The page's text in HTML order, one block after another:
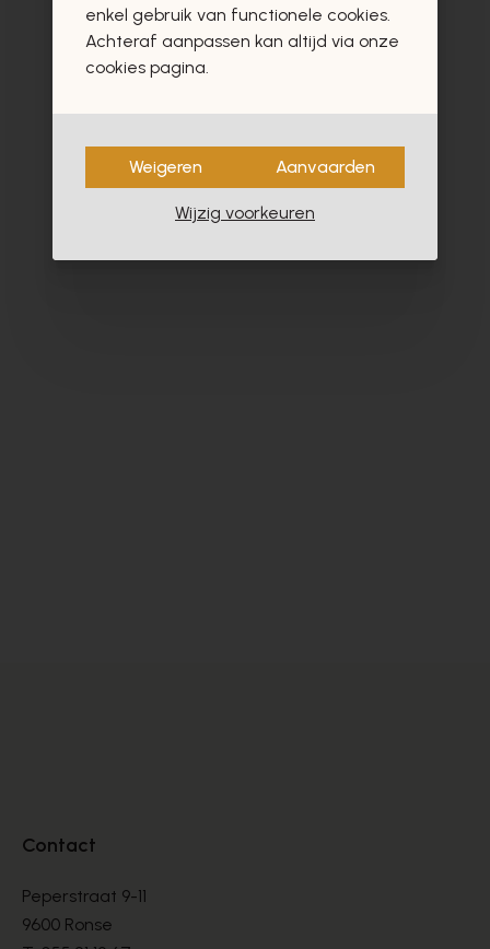
Contact
Peperstraat 9-11
9600 Ronse
enkel gebruik van functionele cookies.
Achteraf aanpassen kan altijd via onze
cookies pagina.
Weigeren Aanvaarden
Wijzig voorkeuren